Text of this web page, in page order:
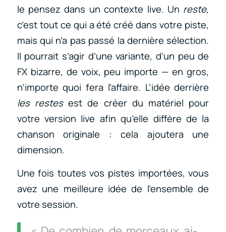
le pensez dans un contexte live. Un reste,
c’est tout ce qui a été créé dans votre piste,
mais qui n’a pas passé la dernière sélection.
Il pourrait s’agir d’une variante, d’un peu de
FX bizarre, de voix, peu importe — en gros,
n’importe quoi fera l’affaire. L’idée derrière
les restesest de créer du matériel pour
votre version live afin qu’elle diffère de la
chanson originale : cela ajoutera une
dimension.
Une fois toutes vos pistes importées, vous
avez une meilleure idée de l’ensemble de
votre session.